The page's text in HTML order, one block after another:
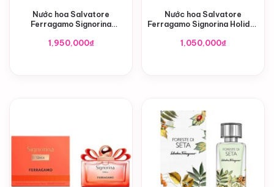
Nước hoa Salvatore
Ferragamo Signorina
1,950,000₫
Nước hoa Salvatore
Ferragamo Signorina Holiday
1,050,000₫